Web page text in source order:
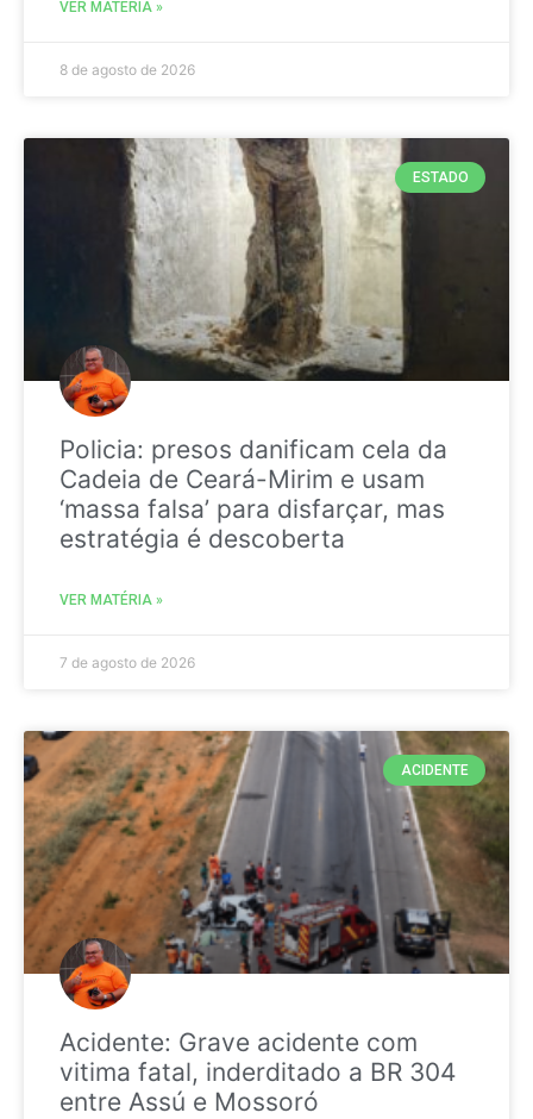
VER MATÉRIA »
8 de agosto de 2026
ESTADO
Policia: presos danificam cela da
Cadeia de Ceará-Mirim e usam
‘massa falsa’ para disfarçar, mas
estratégia é descoberta
VER MATÉRIA »
7 de agosto de 2026
ACIDENTE
Acidente: Grave acidente com
vitima fatal, inderditado a BR 304
entre Assú e Mossoró